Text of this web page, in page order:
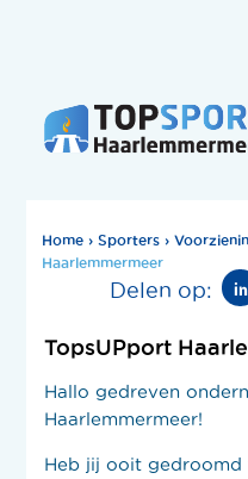
Home› Sporters›
Haarlemmermeer
Delen op:
TopsUPport
Hallo gedreven
Haarlemmermeer!
Heb jij ooit gedroomd